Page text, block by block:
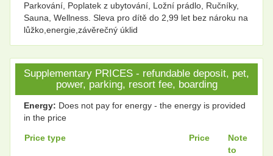
Parkování, Poplatek z ubytování, Ložní prádlo, Ručníky,
Sauna, Wellness. Sleva pro dítě do 2,99 let bez nároku na
lůžko,energie,závěrečný úklid
Supplementary PRICES - refundable deposit, pet,
power, parking, resort fee, boarding
Energy: Does not pay for energy - the energy is provided
in the price
Price type Price
Note
to